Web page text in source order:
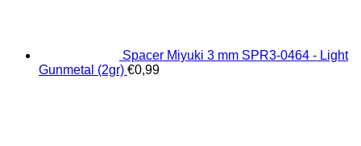
Spacer Miyuki 3 mm SPR3-0464 - Light
Gunmetal (2gr) €0,99